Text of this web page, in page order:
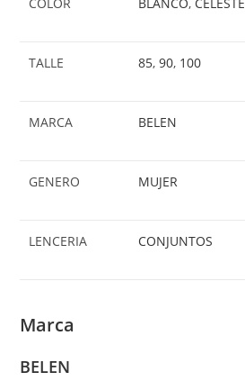
TALLE 85,90, 100
MARCA BELEN
GENERO MUJER
LENCERIA CONJUNTOS
Marca
BELEN